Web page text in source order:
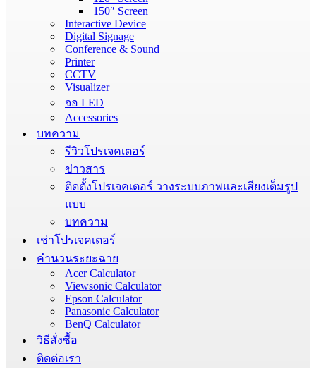
150″ Screen
Interactive Device
Digital Signage
Conference & Sound
Printer
CCTV
Visualizer
จอ LED
Accessories
บทความ
รีวิวโปรเจคเตอร์
ข่าวสาร
ติดตั้งโปรเจคเตอร์ วางระบบภาพและเสียงเต็มรูป
แบบ
บทความ
เช่าโปรเจคเตอร์
คำนวนระยะฉาย
Acer Calculator
Viewsonic Calculator
Epson Calculator
Panasonic Calculator
BenQ Calculator
วิธีสั่งซื้อ
ติดต่อเรา